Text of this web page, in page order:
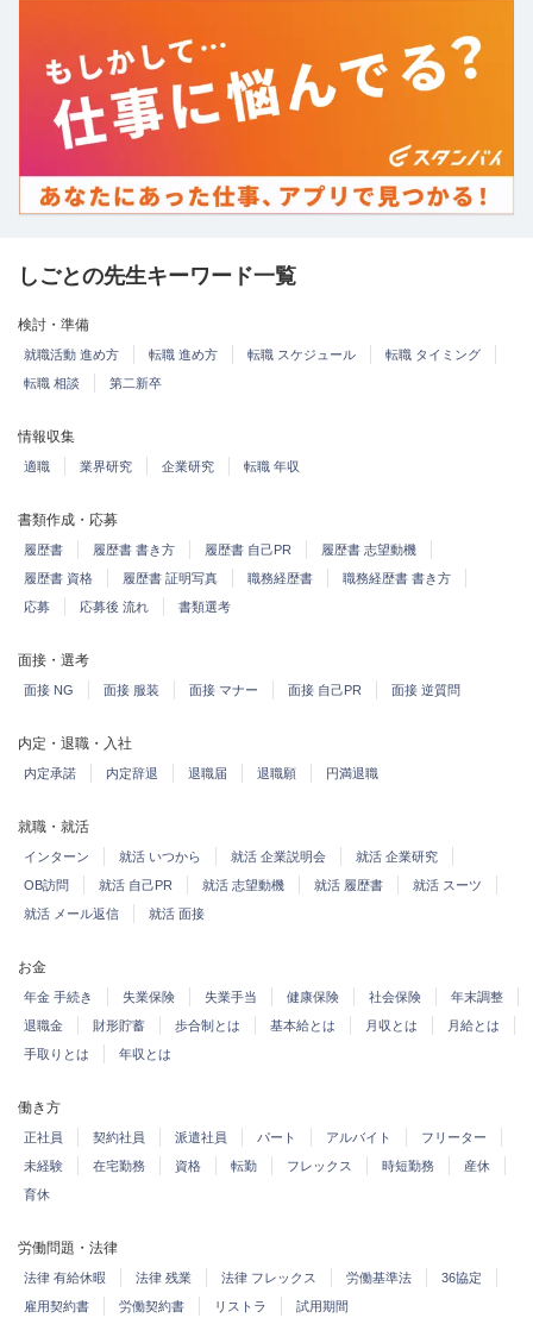
しごとの先生キーワード一覧
検討・準備
就職活動 進め方 転職 進め方 転職 スケジュール
転職 タイミング
転職 相談
第二新卒
情報収集
適職 業界研究 企業研究 転職 年収
書類作成・応募
履歴書 履歴書 書き方 履歴書 自己PR
履歴書 志望動機
履歴書 資格
履歴書 証明写真 職務経歴書
職務経歴書 書き方
応募
応募後 流れ 書類選考
面接・選考
面接 NG 面接 服装 面接 マナー 面接 自己PR 面接 逆質問
内定・退職・入社
内定承諾 内定辞退 退職届 退職願 円満退職
就職・就活
インターン 就活 いつから 就活 企業説明会
就活 企業研究
OB訪問
就活 自己PR 就活 志望動機 就活 履歴書
就活 スーツ
就活 メール返信
就活 面接
お金
年金 手続き 失業保険 失業手当 健康保険 社会保険
年末調整
退職金
財形貯蓄 歩合制とは 基本給とは 月収とは
月給とは
手取りとは
年収とは
働き方
正社員 契約社員 派遣社員 パート アルバイト
フリーター
未経験
在宅勤務 資格 転勤 フレックス 時短勤務
産休
育休
労働問題・法律
法律 有給休暇 法律 残業 法律 フレックス 労働基準法
36協定
雇用契約書
労働契約書 リストラ 試用期間